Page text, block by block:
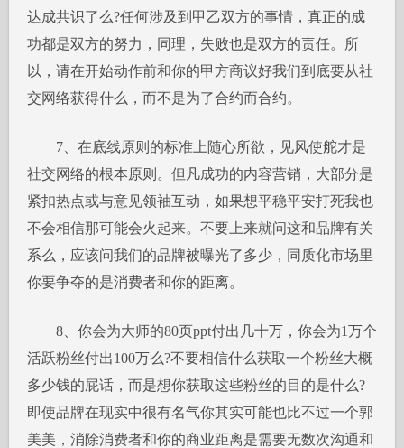
达成共识了么?任何涉及到甲乙双方的事情，真正的成
功都是双方的努力，同理，失败也是双方的责任。所
以，请在开始动作前和你的甲方商议好我们到底要从社
交网络获得什么，而不是为了合约而合约。
7、在底线原则的标准上随心所欲，见风使舵才是
社交网络的根本原则。但凡成功的内容营销，大部分是
紧扣热点或与意见领袖互动，如果想平稳平安打死我也
不会相信那可能会火起来。不要上来就问这和品牌有关
系么，应该问我们的品牌被曝光了多少，同质化市场里
你要争夺的是消费者和你的距离。
8、你会为大师的80页ppt付出几十万，你会为1万个
活跃粉丝付出100万么?不要相信什么获取一个粉丝大概
多少钱的屁话，而是想你获取这些粉丝的目的是什么?
即使品牌在现实中很有名气你其实可能也比不过一个郭
美美，消除消费者和你的商业距离是需要无数次沟通和